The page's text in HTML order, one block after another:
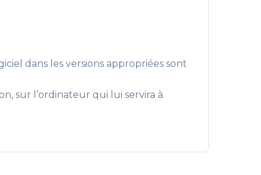
dans les versions appropriées sont
sur l’ordinateur qui lui servira à